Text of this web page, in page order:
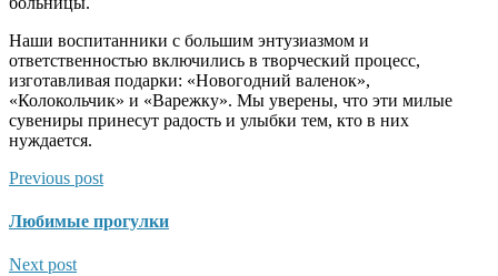
Наши воспитанники с большим энтузиазмом и
ответственностью включились в творческий процесс,
изготавливая подарки: «Новогодний валенок»,
«Колокольчик» и «Варежку». Мы уверены, что эти милые
сувениры принесут радость и улыбки тем, кто в них
нуждается.
Previous post
Любимые прогулки
Next post